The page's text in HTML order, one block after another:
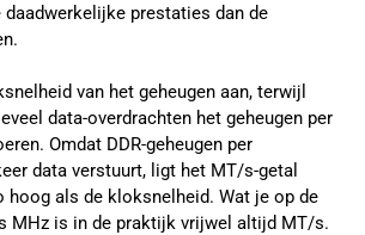
daadwerkelijke prestaties dan de
van het geheugen aan, terwijl
data-overdrachten het geheugen per
Omdat DDR-geheugen per
data verstuurt, ligt het MT/s-getal
hoog als de kloksnelheid. Wat je op de
MHz is in de praktijk vrijwel altijd MT/s.